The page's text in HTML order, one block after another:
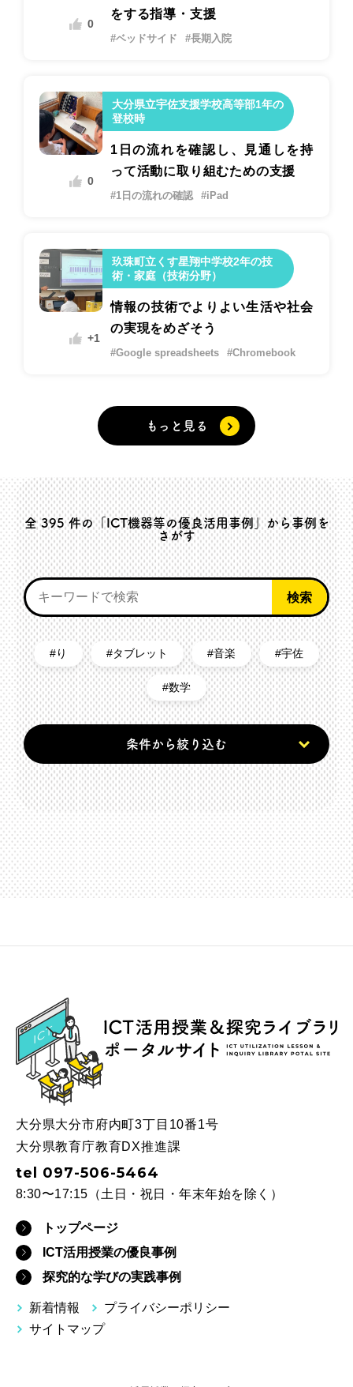
0
をする指導・支援
#ベッドサイド #長期入院
大分県立宇佐支援学校高等部1年の
登校時
0
1日の流れを確認し、見通しを持
って活動に取り組むための支援
#1日の流れの確認 #iPad
玖珠町立くす星翔中学校2年の技
術・家庭（技術分野）
+1
情報の技術でよりよい生活や社会
の実現をめざそう
#Google spreadsheets #Chromebook
もっと見る
全395件の「ICT機器等の優良活用事例」から事例を
さがす
り タブレット 音楽 宇佐
数学
条件から絞り込む
ICT
大分県大分市府内町3丁目10番1号
大分県教育庁教育DX推進課
tel 097-506-5464
8:30〜17:15（土日・祝日・年末年始を除く）
トップページ
ICT活用授業の優良事例
探究的な学びの実践事例
新着情報
プライバシーポリシー
サイトマップ